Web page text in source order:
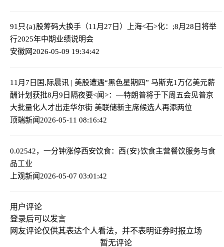
91只{a}股筹码大换手（11月27日）
上海<石>化：;8月28日将举
行2025年中期业绩说明会
安徽网2026-05-09 19:34:42
11月7日国,际晨讯 | 美股遭遇“黑色星期四” 马斯克1万亿美元薪
酬计划获批8月9日隔夜要<闻>：—特朗普将于下周五会见普京
大批量化人才出走华尔街 美联储新主席候选人再添两位
顶端新闻2026-05-11 08:16:42
0.02542，一分钟涨停西安饮食：西{安}饮食主营餐饮服务与食
品工业
上观新闻2026-05-07 03:01:42
用户评论
登录后可以发言
网友评论仅供其表达个人看法，并不表明证券时报立场
暂无评论